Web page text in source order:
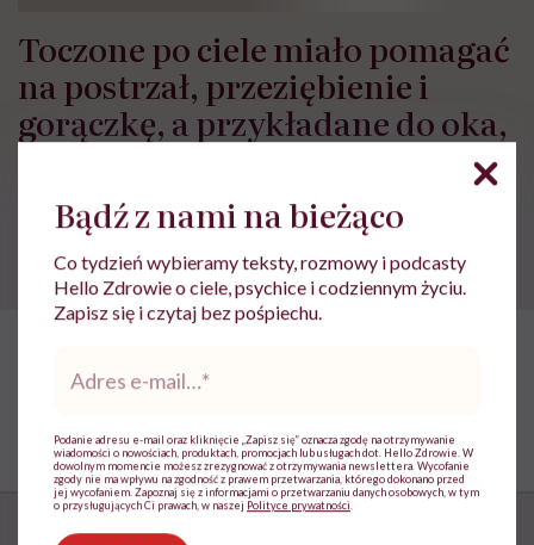
Toczone po ciele miało pomagać
na postrzał, przeziębienie i
gorączkę, a przykładane do oka,
usuwać jęczmień. Jak kiedyś
leczono jajkami
Bądź z nami na bieżąco
Co tydzień wybieramy teksty, rozmowy i podcasty
Hello Zdrowie o ciele, psychice i codziennym życiu.
Zapisz się i czytaj bez pośpiechu.
mail*
Podanie adresu e-mail oraz kliknięcie „Zapisz się” oznacza zgodę na otrzymywanie
wiadomości o nowościach, produktach, promocjach lub usługach dot. Hello Zdrowie. W
dowolnym momencie możesz zrezygnować z otrzymywania newslettera. Wycofanie
zgody nie ma wpływu na zgodność z prawem przetwarzania, którego dokonano przed
jej wycofaniem. Zapoznaj się z informacjami o przetwarzaniu danych osobowych, w tym
o przysługujących Ci prawach, w naszej Polityce prywatności